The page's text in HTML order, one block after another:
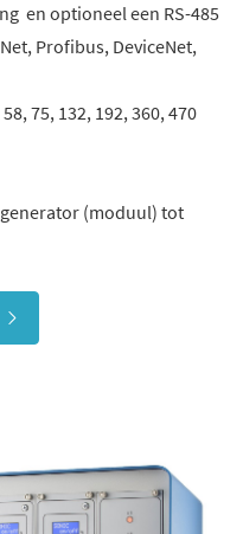
en optioneel een RS-485
Profibus, DeviceNet,
75, 132, 192, 360, 470
(moduul) tot